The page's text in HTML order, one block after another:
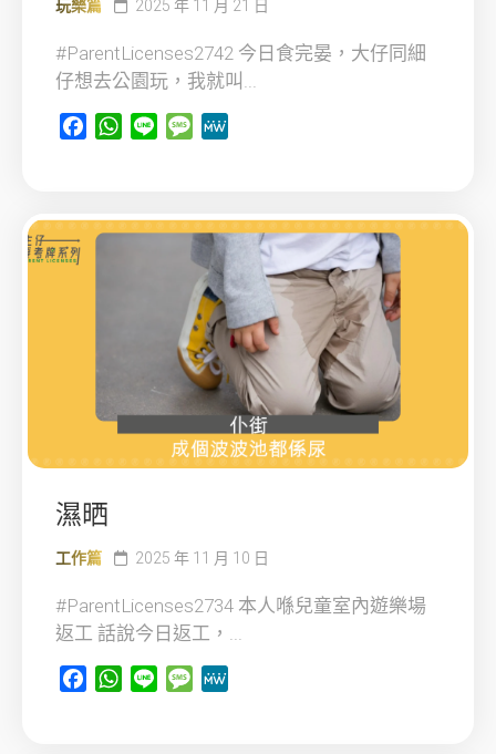
玩樂篇 2025 年 11 月 21 日
#ParentLicenses2742 今日食完晏，大仔同細
仔想去公園玩，我就叫...
FacebookWhatsApp
Line Message
濕晒
工作篇 2025 年 11 月 10 日
#ParentLicenses2734 本人喺兒童室內遊樂場
返工 話說今日返工，...
FacebookWhatsApp
Line Message